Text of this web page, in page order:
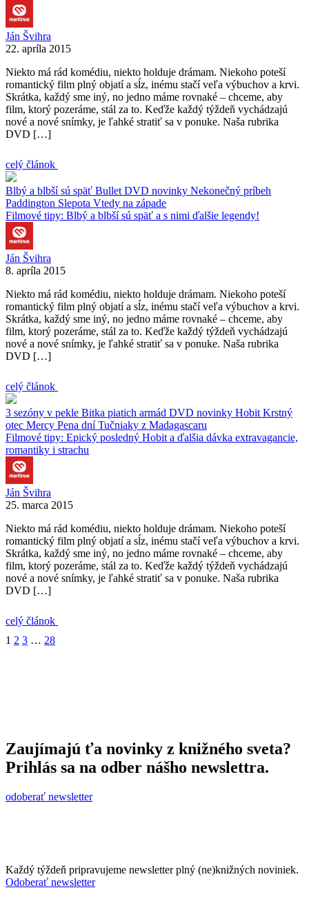
Ján Švihra
22. apríla 2015
Niekto má rád komédiu, niekto holduje drámam. Niekoho poteší
romantický film plný objatí a sĺz, inému stačí veľa výbuchov a krvi.
Skrátka, každý sme iný, no jedno máme rovnaké – chceme, aby
film, ktorý pozeráme, stál za to. Keďže každý týždeň vychádzajú
nové a nové snímky, je ľahké stratiť sa v ponuke. Naša rubrika
DVD […]
celý článok
Blbý a blbší sú späť Bullet DVD novinky Nekonečný príbeh
Paddington Slepota Vtedy na západe
Filmové tipy: Blbý a blbší sú späť a s nimi ďalšie legendy!
Ján Švihra
8. apríla 2015
Niekto má rád komédiu, niekto holduje drámam. Niekoho poteší
romantický film plný objatí a sĺz, inému stačí veľa výbuchov a krvi.
Skrátka, každý sme iný, no jedno máme rovnaké – chceme, aby
film, ktorý pozeráme, stál za to. Keďže každý týždeň vychádzajú
nové a nové snímky, je ľahké stratiť sa v ponuke. Naša rubrika
DVD […]
celý článok
3 sezóny v pekle Bitka piatich armád DVD novinky Hobit Krstný
otec Mercy Pena dníTučniaky z Madagascaru
Filmové tipy: Epický posledný Hobit a ďalšia dávka extravagancie,
romantiky i strachu
Ján Švihra
25. marca 2015
Niekto má rád komédiu, niekto holduje drámam. Niekoho poteší
romantický film plný objatí a sĺz, inému stačí veľa výbuchov a krvi.
Skrátka, každý sme iný, no jedno máme rovnaké – chceme, aby
film, ktorý pozeráme, stál za to. Keďže každý týždeň vychádzajú
nové a nové snímky, je ľahké stratiť sa v ponuke. Naša rubrika
DVD […]
celý článok
1 2 3 … 28
Zaujímajú ťa novinky z knižného sveta?
Prihlás sa na odber nášho newslettra.
odoberať newsletter
Každý týždeň pripravujeme newsletter plný (ne)knižných noviniek.
Odoberať newsletter